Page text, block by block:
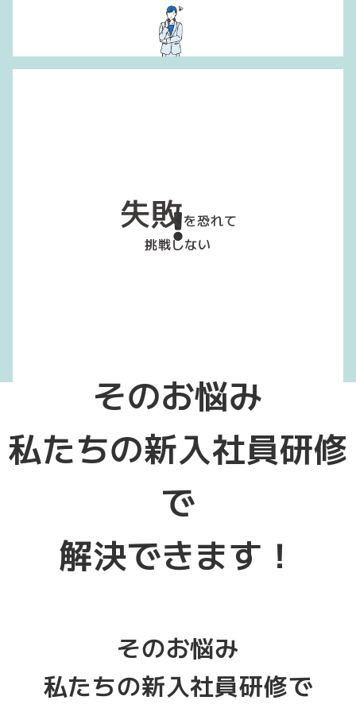
失敗を恐れて
挑戦しない
そのお悩み
私たちの新入社員研修
で
解決できます！
そのお悩み
私たちの新入社員研修で